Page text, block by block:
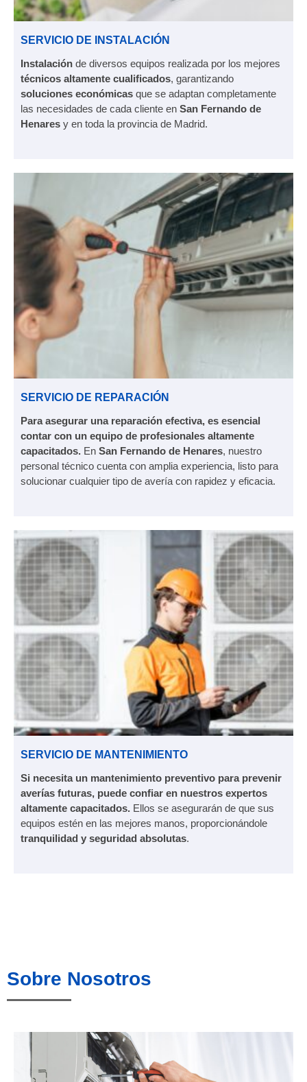
SERVICIO DE INSTALACIÓN
Instalación de diversos equipos realizada por los mejores
técnicos altamente cualificados, garantizando
soluciones económicas que se adaptan completamente
las necesidades de cada cliente en San Fernando de
Henares y en toda la provincia de Madrid.
SERVICIO DE REPARACIÓN
Para asegurar una reparación efectiva, es esencial
contar con un equipo de profesionales altamente
capacitados. En San Fernando de Henares, nuestro
personal técnico cuenta con amplia experiencia, listo para
solucionar cualquier tipo de avería con rapidez y eficacia.
SERVICIO DE MANTENIMIENTO
Si necesita un mantenimiento preventivo para prevenir
averías futuras, puede confiar en nuestros expertos
altamente capacitados. Ellos se asegurarán de que sus
equipos estén en las mejores manos, proporcionándole
tranquilidad y seguridad absolutas.
Sobre Nosotros